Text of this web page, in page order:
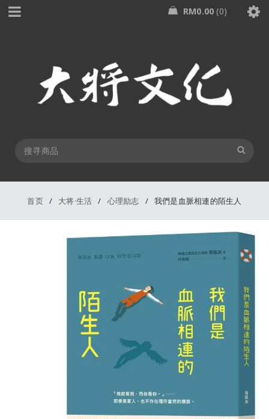
RM0.00 0
首页 / 大将·生活 / 心理励志 / 我們是血脈相連的陌生人